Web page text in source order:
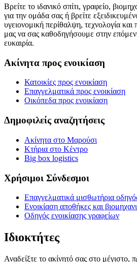
Βρείτε το ιδανικό σπίτι, γραφείο,
για την ομάδα σας ή βρείτε
υγειονομική περίθαλψη, τεχνολογία
μας να σας καθοδηγήσουμε στην
ευκαιρία.
Ακίνητα προς ενοικίαση
Κατοικίες προς ενοικίαση
Επαγγελματικά προς ενοικίαση
Οικόπεδα προς ενοικίαση
Δημοφιλείς αναζητήσεις
Ακίνητα στο Μαρούσι
Κτήρια στο Κέντρο
Big box logistics
Χρήσιμοι Σύνδεσμοι
Επαγγελματικά μισθωτήρια
Ενοικίαση αποθήκες και
Οδηγός ενοικίασης γραφείων
Ιδιοκτήτες
Αναδείξτε το ακίνητό σας στο μέγιστο,